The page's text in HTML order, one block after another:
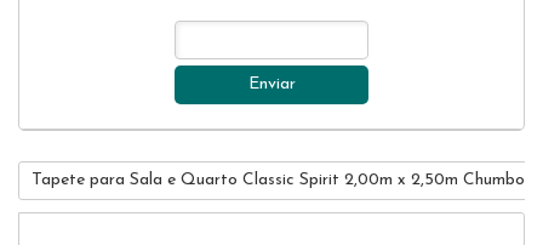
Enviar
Tapete para Sala e Quarto Classic Spirit 2,00m x 2,50m Chumbo -